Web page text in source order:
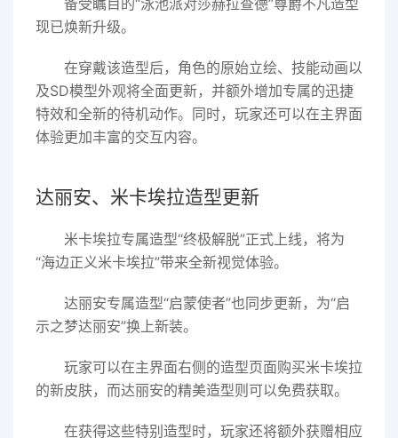
备受瞩目的“泳池派对莎赫拉查德”尊爵不凡造型
现已焕新升级。
在穿戴该造型后，角色的原始立绘、技能动画以
及SD模型外观将全面更新，并额外增加专属的迅捷
特效和全新的待机动作。同时，玩家还可以在主界面
体验更加丰富的交互内容。
达丽安、米卡埃拉造型更新
米卡埃拉专属造型“终极解脱”正式上线，将为
“海边正义米卡埃拉”带来全新视觉体验。
达丽安专属造型“启蒙使者”也同步更新，为“启
示之梦达丽安”换上新装。
玩家可以在主界面右侧的造型页面购买米卡埃拉
的新皮肤，而达丽安的精美造型则可以免费获取。
在获得这些特别造型时，玩家还将额外获赠相应